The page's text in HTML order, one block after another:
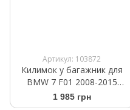
Артикул: 103872
Килимок у багажник для
BMW 7 F01 2008-2015
Frogum ProLine TM405042
1 985 грн